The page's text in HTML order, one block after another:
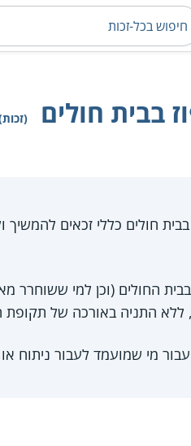
בבית חולים
החולים (וכן למי ששוחרר
ללא התניה באורכה של תקופת
עבור מי שמועמד לעבור ניתוח